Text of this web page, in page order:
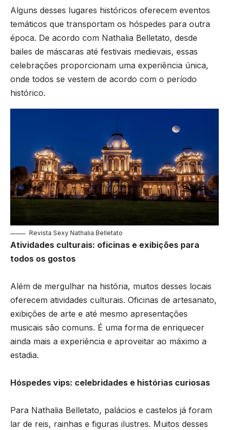
Alguns desses lugares históricos oferecem eventos
temáticos que transportam os hóspedes para outra
época. De acordo com Nathalia Belletato, desde
bailes de máscaras até festivais medievais, essas
celebrações proporcionam uma experiência única,
onde todos se vestem de acordo com o período
histórico.
Revista Sexy Nathalia Belletato
Atividades culturais: oficinas e exibições para
todos os gostos
Além de mergulhar na história, muitos desses locais
oferecem atividades culturais. Oficinas de artesanato,
exibições de arte e até mesmo apresentações
musicais são comuns. É uma forma de enriquecer
ainda mais a experiência e aproveitar ao máximo a
estadia.
Hóspedes vips: celebridades e histórias curiosas
Para Nathalia Belletato, palácios e castelos já foram
lar de reis, rainhas e figuras ilustres. Muitos desses